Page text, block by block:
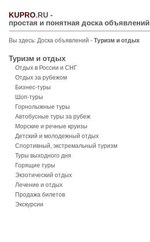
KUPRO.RU -
простая и понятная доска объявлений
Вы здесь: Доска объявлений - Туризм и отдых
Туризм и отдых
Отдых в России и СНГ
Отдых за рубежом
Бизнес-туры
Шоп-туры
Горнолыжные туры
Автобусные туры за рубеж
Морские и речные круизы
Детский и молодежный отдых
Спортивный, экстремальный туризм
Туры выходного дня
Горящие туры
Экзотический отдых
Лечение и отдых
Продажа билетов
Экскурсии